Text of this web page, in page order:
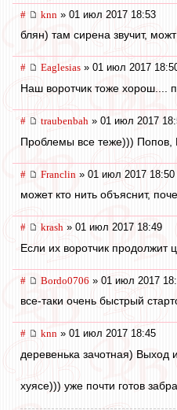
# knn » 01 июл 2017 18:53
блян) там сирена звучит,
# Eaglesias » 01 июл 2017
Наш воротчик тоже хорош....
# traubenbah » 01 июл 2017
Проблемы все теже))) Попов,
# Franclin » 01 июл 2017 18:50
может кто нить объяснит,
# krash » 01 июл 2017 18:49
Если их воротчик продолжит
# Bordo0706 » 01 июл 2017
все-таки очень быстрый
# knn » 01 июл 2017 18:45
деревенька зачотная) Выход
хуясе))) уже почти готов